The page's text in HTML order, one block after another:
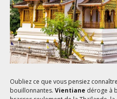
Oubliez ce que vous pensiez
bouillonnantes. Vientiane déroge à